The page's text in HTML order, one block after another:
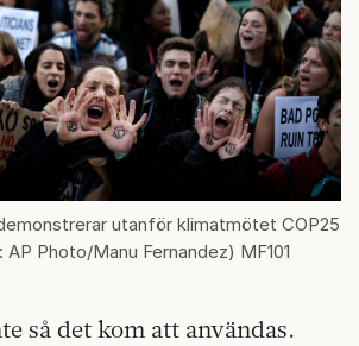
utanför klimatmötet COP25
AP Photo/Manu Fernandez) MF101
så det kom att användas.